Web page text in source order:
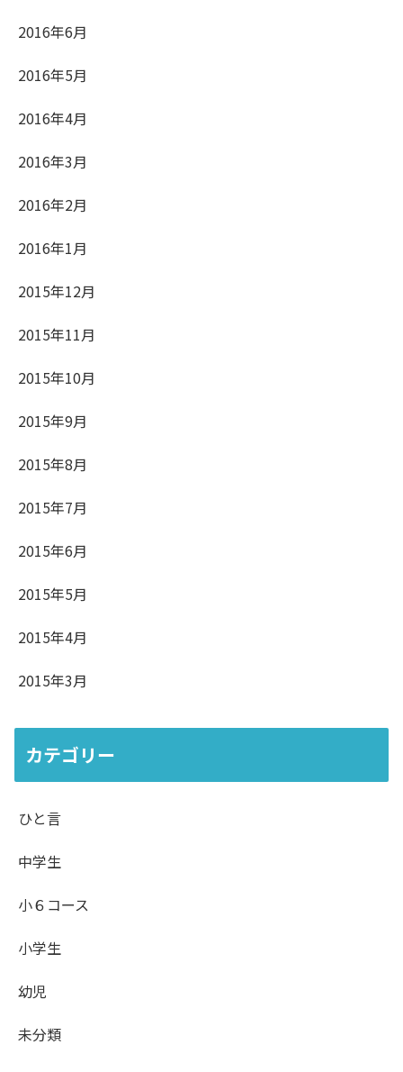
2016年6月
2016年5月
2016年4月
2016年3月
2016年2月
2016年1月
2015年12月
2015年11月
2015年10月
2015年9月
2015年8月
2015年7月
2015年6月
2015年5月
2015年4月
2015年3月
カテゴリー
ひと言
中学生
小６コース
小学生
幼児
未分類